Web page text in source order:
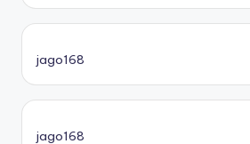
jago168
jago168